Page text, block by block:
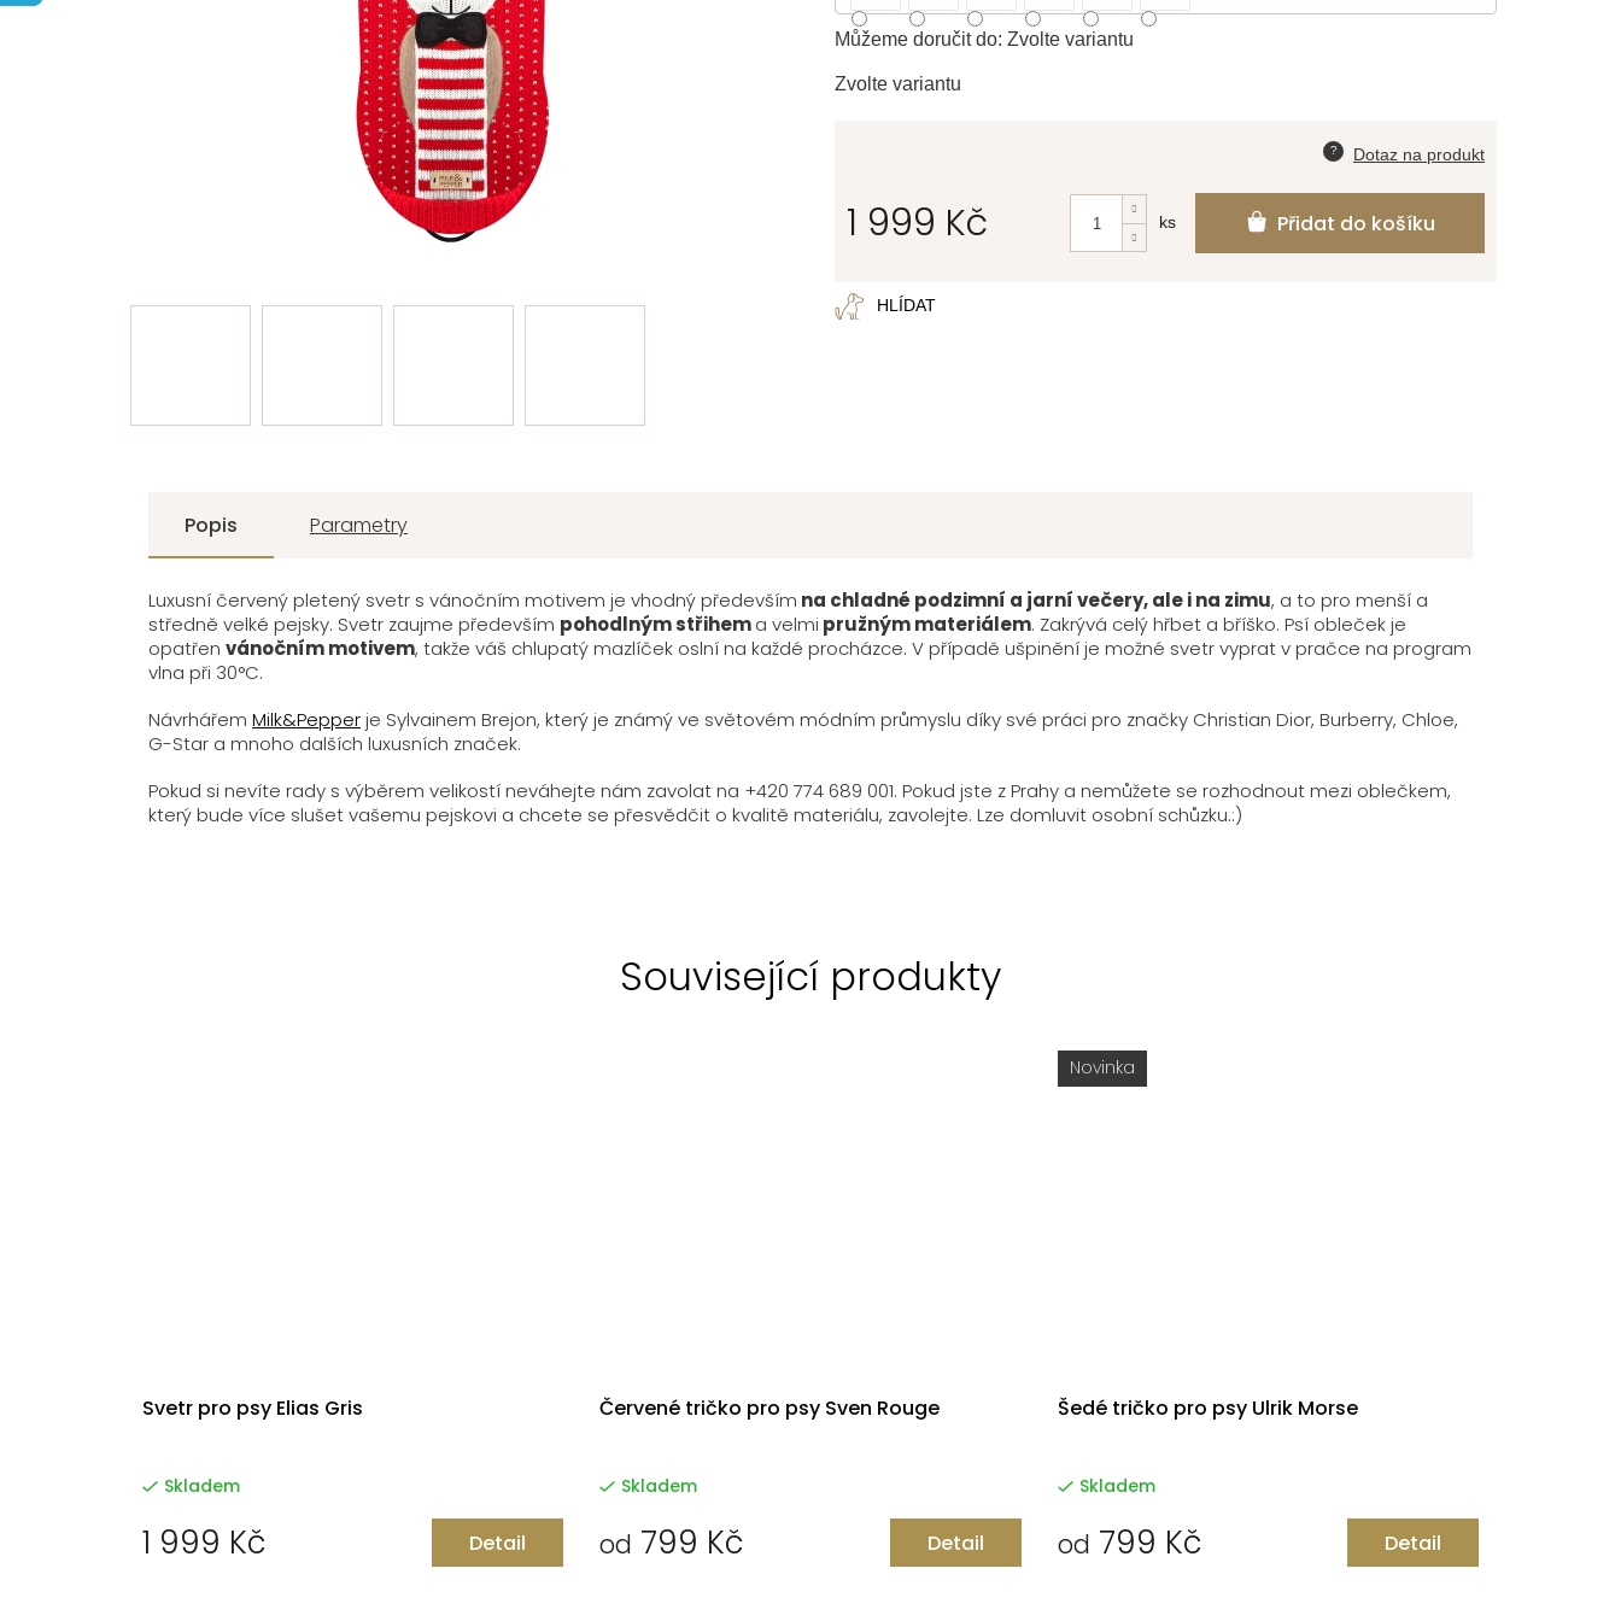
Zvolte variantu
Můžeme doručit do: Zvolte variantu
1 999 Kč Přidat do košíku
HLÍDAT
Související produkty
Svetr pro psy Elias Gris
Skladem
1 999 Kč Detail
Červené tričko pro psy Sven Rouge
Skladem
od 799 Kč Detail
Novinka
Šedé tričko pro psy Ulrik Morse
Skladem
od 799 Kč Detail
Popis Parametry
Luxusní červený pletený svetr s vánočním motivem je vhodný především na chladné podzimní a jarní večery, ale i na zimu, a to pro menší a
středně velké pejsky. Svetr zaujme především pohodlným střihema velmi pružným materiálem. Zakrývá celý hřbet a bříško. Psí obleček je
opatřen vánočním motivem, takže váš chlupatý mazlíček oslní na každé procházce. V případě ušpinění je možné svetr vyprat v pračce na program
vlna při 30°C.
Návrhářem Milk&Pepperje Sylvainem Brejon, který je známý ve světovém módním průmyslu díky své práci pro značky Christian Dior, Burberry, Chloe,
G-Star a mnoho dalších luxusních značek.
Pokud si nevíte rady s výběrem velikostí neváhejte nám zavolat na +420 774 689 001. Pokud jste z Prahy a nemůžete se rozhodnout mezi oblečkem,
který bude více slušet vašemu pejskovi a chcete se přesvědčit o kvalitě materiálu, zavolejte. Lze domluvit osobní schůzku.:)